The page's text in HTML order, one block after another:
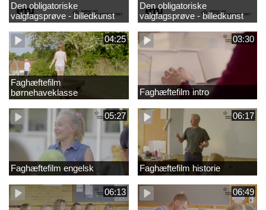
Den obligatoriske
valgfagsprøve - billedkunst
større LK
Den obligatoriske
valgfagsprøve - billedkunst
04:25
Faghæftefilm
børnehaveklasse
03:30
Faghæftefilm intro
05:27
Faghæftefilm engelsk
06:17
Faghæftefilm historie
06:13 06:49